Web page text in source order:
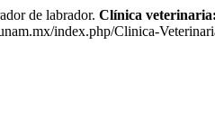
de labrador. Clínica
index.php/Clinica-